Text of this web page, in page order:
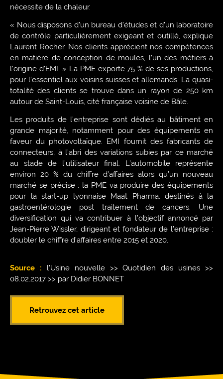
nécessite de la chaleur.
« Nous disposons d’un bureau d’études et d’un laboratoire
de contrôle particulièrement exigeant et outillé, explique
Laurent Rocher. Nos clients apprécient nos compétences
en matière de conception de moules, l’un des métiers à
l’origine d’EMI. » La PME exporte 75 % de ses productions,
pour l’essentiel aux voisins suisses et allemands. La quasi-
totalité des clients se trouve dans un rayon de 250 km
autour de Saint-Louis, cité française voisine de Bâle.
Les produits de l’entreprise sont dédiés au bâtiment en
grande majorité, notamment pour des équipements en
faveur du photovoltaïque. EMI fournit des fabricants de
connecteurs, à l’abri des variations subies par ce marché
au stade de l’utilisateur final. L’automobile représente
environ 20 % du chiffre d’affaires alors qu’un nouveau
marché se précise : la PME va produire des équipements
pour la start-up lyonnaise Maat Pharma, destinés à la
gastroentérologie post traitement de cancers. Une
diversification qui va contribuer à l’objectif annoncé par
Jean-Pierre Wissler, dirigeant et fondateur de l’entreprise :
doubler le chiffre d’affaires entre 2015 et 2020.
Source : l'Usine nouvelle >> Quotidien des usines >>
08.02.2017 >> par Didier BONNET
Retrouvez cet article